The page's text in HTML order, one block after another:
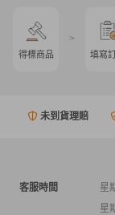
得標商品
>
填寫
未到貨理賠
客服時間
星
星